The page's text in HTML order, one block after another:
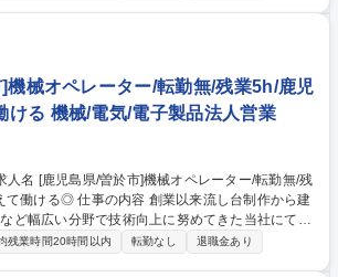
付対応、レセプト業務のサポート等）■その他、
務全般※将来の事務長候補としての活躍を見据
務に携わります。３ヶ月に１回程度休日当番がご
丁寧に指導します。【業務内容の変更範囲】当社
／残業少
機械オペレーター/転勤無/残業5h/鹿児
ける 機械/電気/電子製品法人営業
業以来流し台制作から建
ど幅広い分野で技術向上に努めてきた当社にて、
金属加工に関わる各種製造業務をお任せします。
残業時間20時間以内 転勤なし 退職金あり